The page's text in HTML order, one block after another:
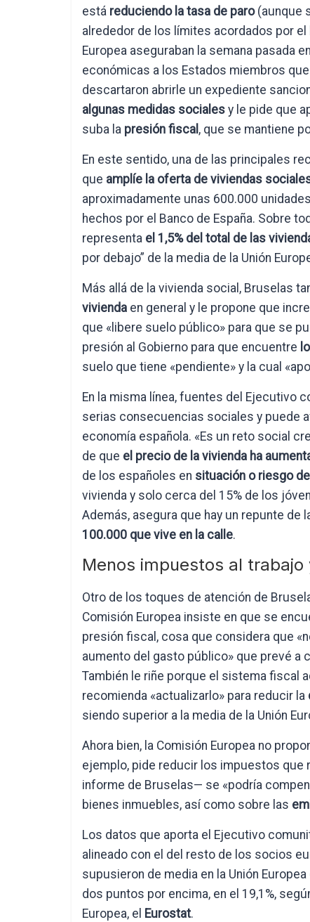
está reduciendo la tasa de paro(aunque
alrededor de los límites acordados por
Europea aseguraban la semana pasada
económicas a los Estados miembros
descartaron abrirle un expediente
algunas medidas sociales y le pide que
suba la presión fiscal , que se mantiene
En este sentido, una de las principales
que amplíe la oferta de viviendas
aproximadamente unas 600.000
hechos por el Banco de España. Sobre
representa el 1,5% del total de las
por debajo” de la media de la Unión
Más allá de la vivienda social, Bruselas
vivienda en general y le propone que
que «libere suelo público» para que se
presión al Gobierno para que encuentre
suelo que tiene «pendiente» y la cual
En la misma línea, fuentes del Ejecutivo
serias consecuencias sociales y puede
economía española. «Es un reto social
de que el precio de la vivienda ha
de los españoles en situación o riesgo
vivienda y solo cerca del 15% de los
Además, asegura que hay un repunte de
100.000 que vive en la calle.
Menos impuestos al
Otro de los toques de atención de
Comisión Europea insiste en que se
presión fiscal, cosa que considera que
aumento del gasto público» que prevé a
También le riñe porque el sistema fiscal
recomienda «actualizarlo» para reducir la
siendo superior a la media de la Unión
Ahora bien, la Comisión Europea no
ejemplo, pide reducir los impuestos que
informe de Bruselas— se «podría
bienes inmuebles, así como sobre las
Los datos que aporta el Ejecutivo
alineado con el del resto de los socios
supusieron de media en la Unión Europea
dos puntos por encima, en el 19,1%,
Europea, el Eurostat.